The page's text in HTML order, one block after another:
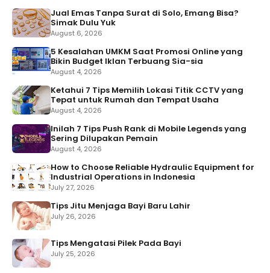
Jual Emas Tanpa Surat di Solo, Emang Bisa?
Simak Dulu Yuk
August 6, 2026
5 Kesalahan UMKM Saat Promosi Online yang
Bikin Budget Iklan Terbuang Sia-sia
August 4, 2026
Ketahui 7 Tips Memilih Lokasi Titik CCTV yang
Tepat untuk Rumah dan Tempat Usaha
August 4, 2026
Inilah 7 Tips Push Rank di Mobile Legends yang
Sering Dilupakan Pemain
August 4, 2026
How to Choose Reliable Hydraulic Equipment for
Industrial Operations in Indonesia
July 27, 2026
Tips Jitu Menjaga Bayi Baru Lahir
July 26, 2026
Tips Mengatasi Pilek Pada Bayi
July 25, 2026